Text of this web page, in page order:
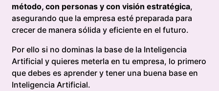
método, con personas y con visión estratégica,
asegurando que la empresa esté preparada para
crecer de manera sólida y eficiente en el futuro.
Por ello si no dominas la base de la Inteligencia
Artificial y quieres meterla en tu empresa, lo primero
que debes es aprender y tener una buena base en
Inteligencia Artificial.